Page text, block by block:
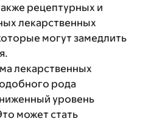
рецептурных и
лекарственных
могут замедлить
лекарственных
рода
уровень
может стать